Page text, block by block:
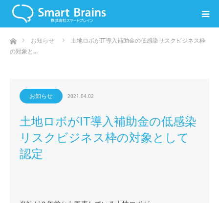
ホームお知らせ
土地ロボがIT導入補助金の低感染リスクビジネス枠
の対象と…
お知らせ 2021.04.02
土地ロボがIT導入補助金の低感染
リスクビジネス枠の対象として
認定